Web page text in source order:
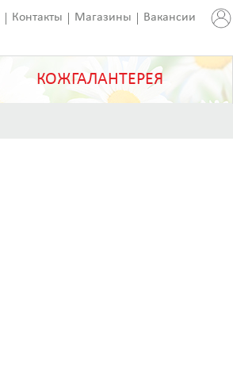
Контакты Магазины Вакансии
КОЖГАЛАНТЕРЕЯ